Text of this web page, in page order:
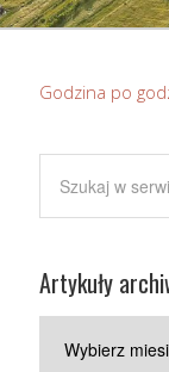
Godzina po
Artykuły
archiwalne